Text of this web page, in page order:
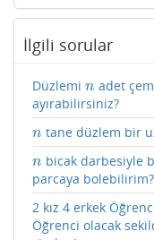
İlgili sorular
Düzlemi n
n adet
ayırabilirsiniz?
n
n tane düzlem bir
n
n bicak darbesiyle
parcaya bolebilirim?
2 kız 4 erkek
Öğrenci olacak